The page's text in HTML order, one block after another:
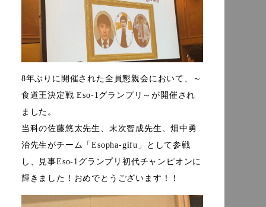
8年ぶりに開催された全員懇親会において、～
食道王決定戦 Eso-1グランプリ～が開催され
ました。
当科の佐藤悠太先生、末次智成先生、畑中勇
治先生がチーム「Esopha-gifu」として参戦
し、見事Eso-1グランプリ初代チャンピオンに
輝きました！おめでとうございます！！